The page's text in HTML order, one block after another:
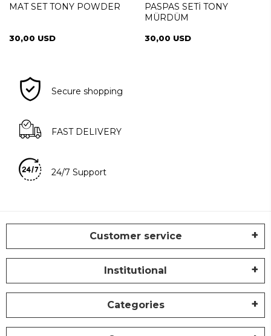
MAT SET TONY POWDER
30,00 USD
PASPAS SETİ TONY
MÜRDÜM
30,00 USD
Secure shopping
FAST DELIVERY
24/7 Support
Customer service
Institutional
Categories